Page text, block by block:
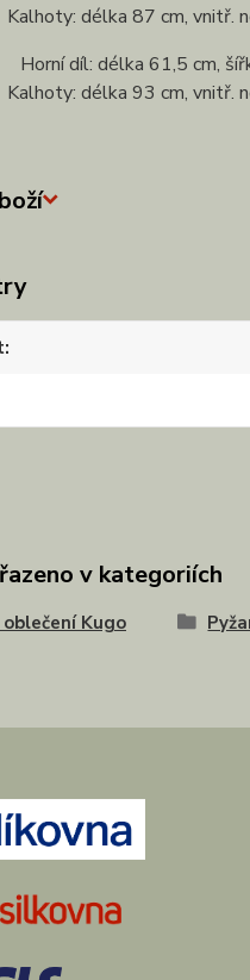
délka 87 cm, vnitř.
díl: délka 61,5 cm,
délka 93 cm, vnitř.
v kategoriích
Kugo